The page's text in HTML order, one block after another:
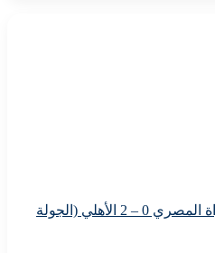
شاهد “فيديو” أهداف مباراة المصري 0 – 2 الأهلي (الجولة